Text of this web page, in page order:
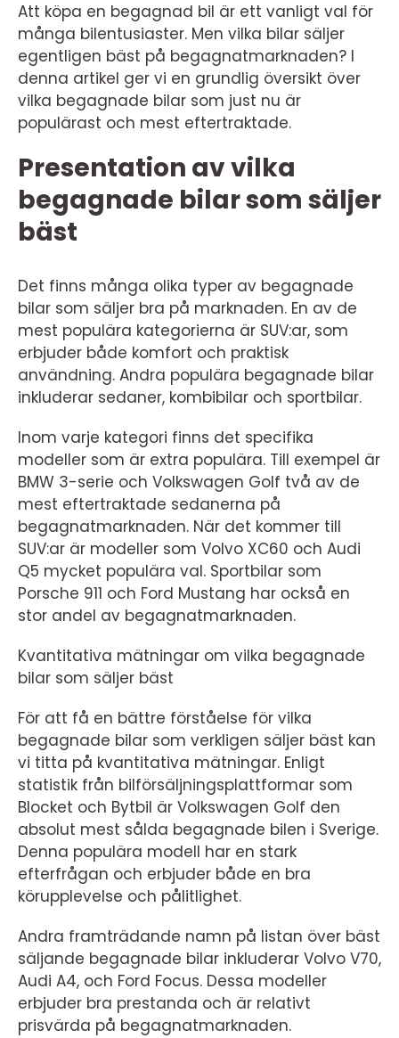
Att köpa en begagnad bil är ett vanligt val för
många bilentusiaster. Men vilka bilar säljer
egentligen bäst på begagnatmarknaden? I
denna artikel ger vi en grundlig översikt över
vilka begagnade bilar som just nu är
populärast och mest eftertraktade.
Presentation av vilka
begagnade bilar som säljer
bäst
Det finns många olika typer av begagnade
bilar som säljer bra på marknaden. En av de
mest populära kategorierna är SUV:ar, som
erbjuder både komfort och praktisk
användning. Andra populära begagnade bilar
inkluderar sedaner, kombibilar och sportbilar.
Inom varje kategori finns det specifika
modeller som är extra populära. Till exempel är
BMW 3-serie och Volkswagen Golf två av de
mest eftertraktade sedanerna på
begagnatmarknaden. När det kommer till
SUV:ar är modeller som Volvo XC60 och Audi
Q5 mycket populära val. Sportbilar som
Porsche 911 och Ford Mustang har också en
stor andel av begagnatmarknaden.
Kvantitativa mätningar om vilka begagnade
bilar som säljer bäst
För att få en bättre förståelse för vilka
begagnade bilar som verkligen säljer bäst kan
vi titta på kvantitativa mätningar. Enligt
statistik från bilförsäljningsplattformar som
Blocket och Bytbil är Volkswagen Golf den
absolut mest sålda begagnade bilen i Sverige.
Denna populära modell har en stark
efterfrågan och erbjuder både en bra
körupplevelse och pålitlighet.
Andra framträdande namn på listan över bäst
säljande begagnade bilar inkluderar Volvo V70,
Audi A4, och Ford Focus. Dessa modeller
erbjuder bra prestanda och är relativt
prisvärda på begagnatmarknaden.